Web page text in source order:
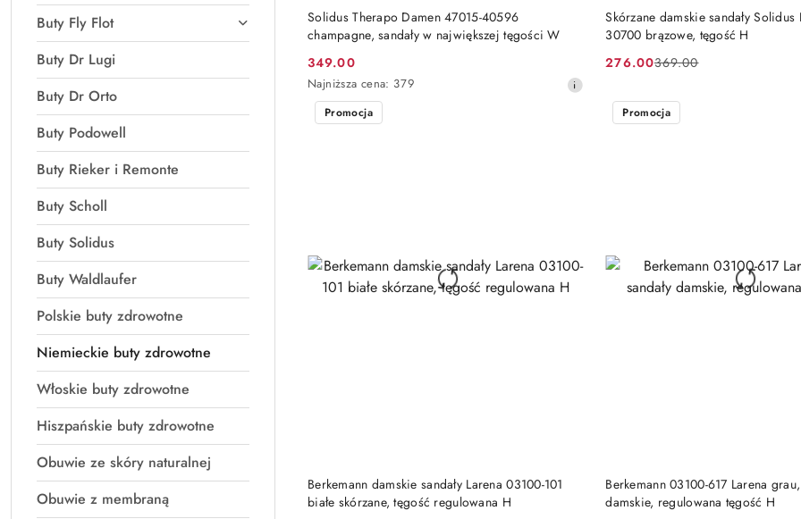
Buty Fly Flot
Buty Dr Lugi
Buty Dr Orto
Buty Podowell
Buty Rieker i Remonte
Buty Scholl
Buty Solidus
Buty Waldlaufer
Polskie buty zdrowotne
Niemieckie buty zdrowotne
Włoskie buty zdrowotne
Hiszpańskie buty zdrowotne
Obuwie ze skóry naturalnej
Obuwie z membraną
Solidus Therapo Damen 47015-40596
champagne, sandały w największej tęgości W
Cena
promocyjna:
349.00
Najniższa
cena
Najniższa cena: 379
DO KOSZYKA
Skórzane damskie sandały Solidus
30700 brązowe, tęgość H
Cena
276.00
Cena
promocją:
369.00
DO KOSZYKA
Berkemann damskie sandały Larena 03100-101
białe skórzane, tęgość regulowana H
Promocja
DO KOSZYKA
Berkemann 03100-617 Larena grau,
damskie, regulowana tęgość H
Promocja
DO KOSZYKA